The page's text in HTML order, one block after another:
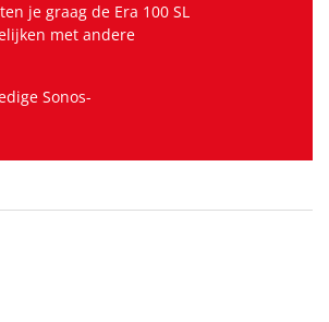
je graag de Era 100 SL
met andere
Sonos-